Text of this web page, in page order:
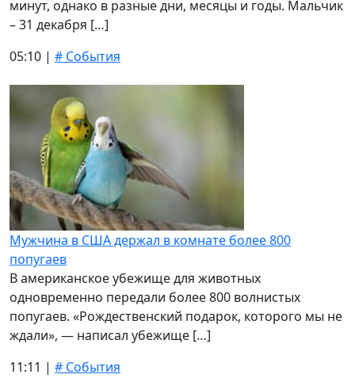
минут, однако в разные дни, месяцы и годы. Мальчик
– 31 декабря […]
05:10 | # События
Мужчина в США держал в комнате более 800
попугаев
В американское убежище для животных
одновременно передали более 800 волнистых
попугаев. «Рождественский подарок, которого мы не
ждали», — написал убежище […]
11:11 | # События